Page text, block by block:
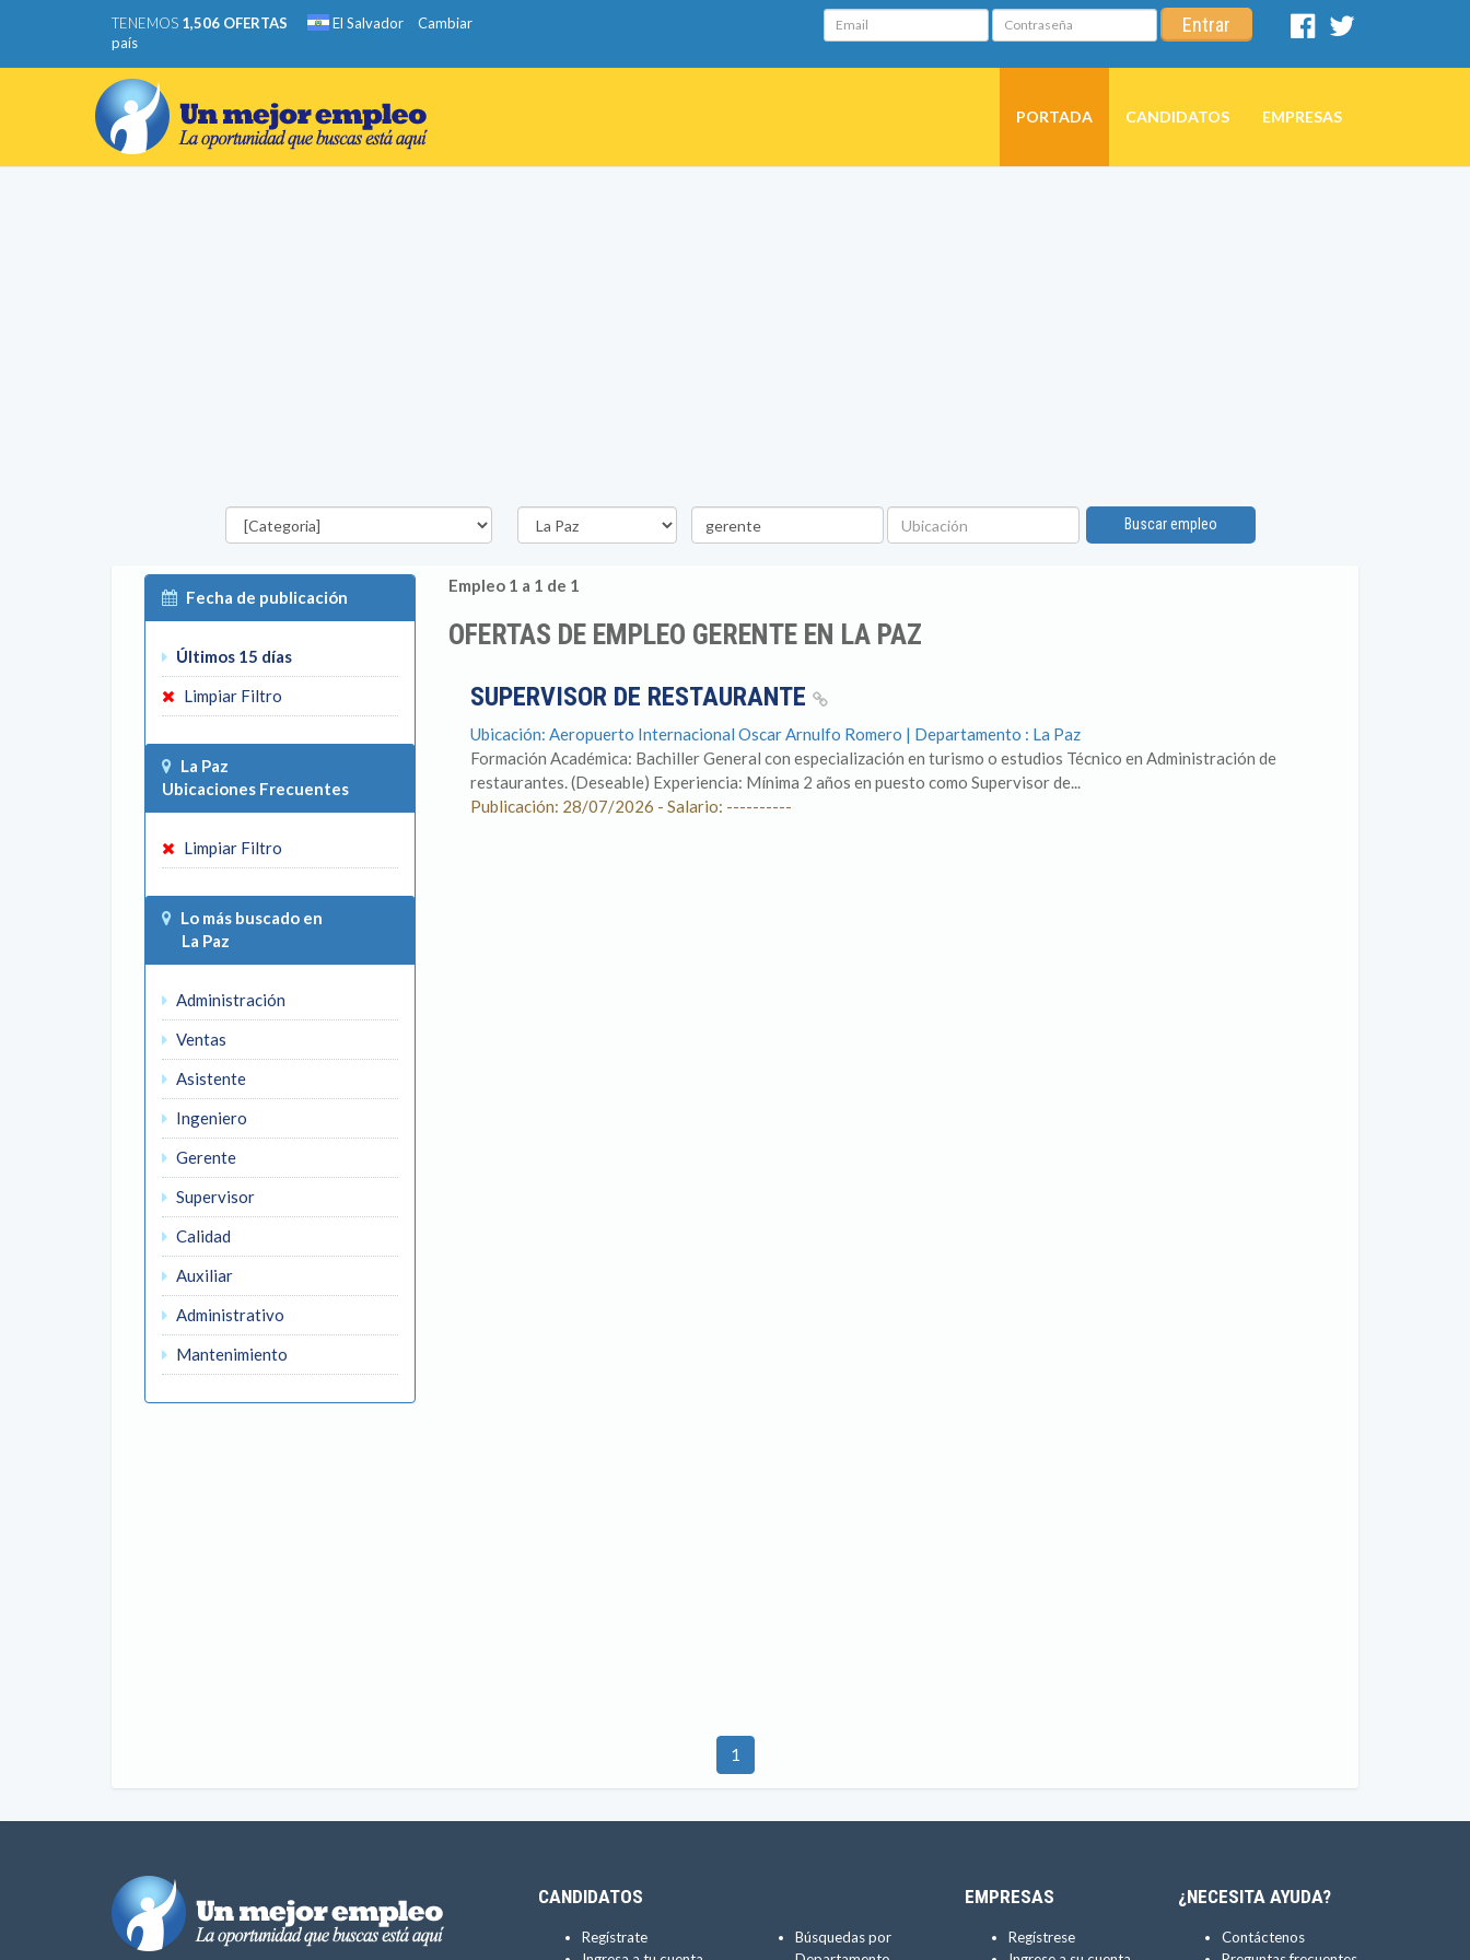
TENEMOS 1,506 OFERTAS El Salvador
Cambiar
país
Email Contraseña Entrar
Facebook
PORTADA CANDIDATOS EMPRESAS
Categorías Departamento
Palabra
clave
Ubicación
Buscar empleo
Fecha de publicación
Últimos 15 días
Limpiar Filtro
La Paz
Ubicaciones Frecuentes
Limpiar Filtro
Lo más buscado en
La Paz
Administración
Ventas
Asistente
Ingeniero
Gerente
Supervisor
Calidad
Auxiliar
Administrativo
Mantenimiento
Empleo 1 a 1 de 1
OFERTAS DE EMPLEO GERENTE EN LA PAZ
SUPERVISOR DE RESTAURANTE
Ubicación: Aeropuerto Internacional Oscar Arnulfo Romero | Departamento : La Paz
Formación Académica: Bachiller General con especialización en turismo o estudios Técnico en Administración de
restaurantes. (Deseable) Experiencia: Mínima 2 años en puesto como Supervisor de...
Publicación: 28/07/2026 - Salario: ----------
1
CANDIDATOS
Regístrate
Búsquedas por
EMPRESAS
Regístrese
¿NECESITA AYUDA?
Contáctenos